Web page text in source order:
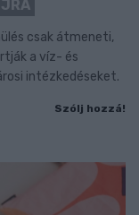
csak átmeneti,
a víz- és
intézkedéseket.
Szólj hozzá!